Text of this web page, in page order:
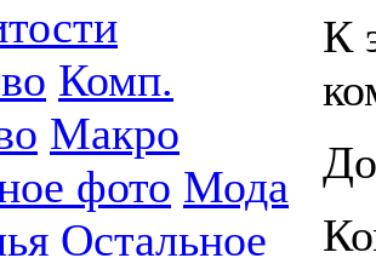
Комп.
Макро
фото Мода
Остальное
К